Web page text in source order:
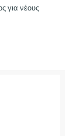
για νέους